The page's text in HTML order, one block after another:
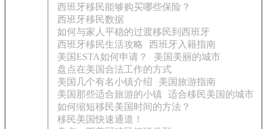
西班牙移民能够购买哪些保险？
西班牙移民数据
如何与家人平稳的过渡移民到西班牙
西班牙移民生活攻略
西班牙入籍指南
美国ESTA如何申请？
美国美丽的城市
盘点在美国合法工作的方式
美国几个有名小镇介绍
美国旅游指南
美国那些适合旅游的小镇 适合移民美国的城市
如何缩短移民美国时间的方法？
移民美国快速通道！